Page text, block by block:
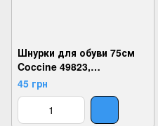
Шнурки для обуви 75см
Coccine 49823,
Коричневый, 3,
2999860478914
45 грн